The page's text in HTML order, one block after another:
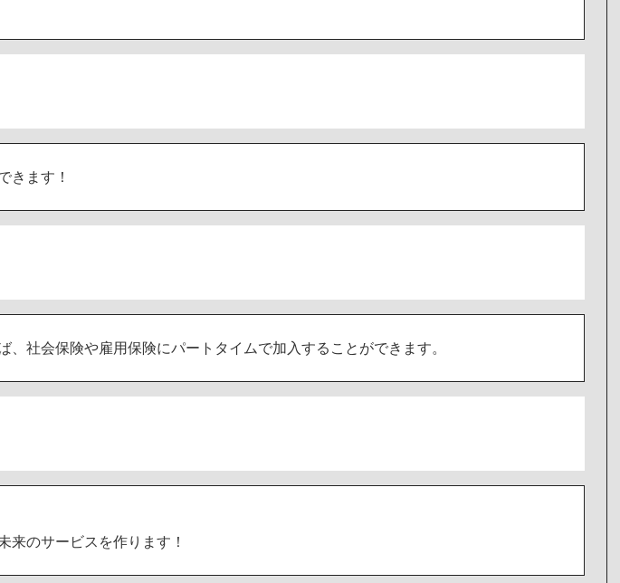
きます！
社会保険や雇用保険にパートタイムで加入することができます。
来のサービスを作ります！